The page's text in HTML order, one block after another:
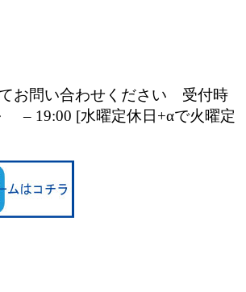
お問い合わせください
受付時
– 19:00 [水曜定休日+αで火曜定